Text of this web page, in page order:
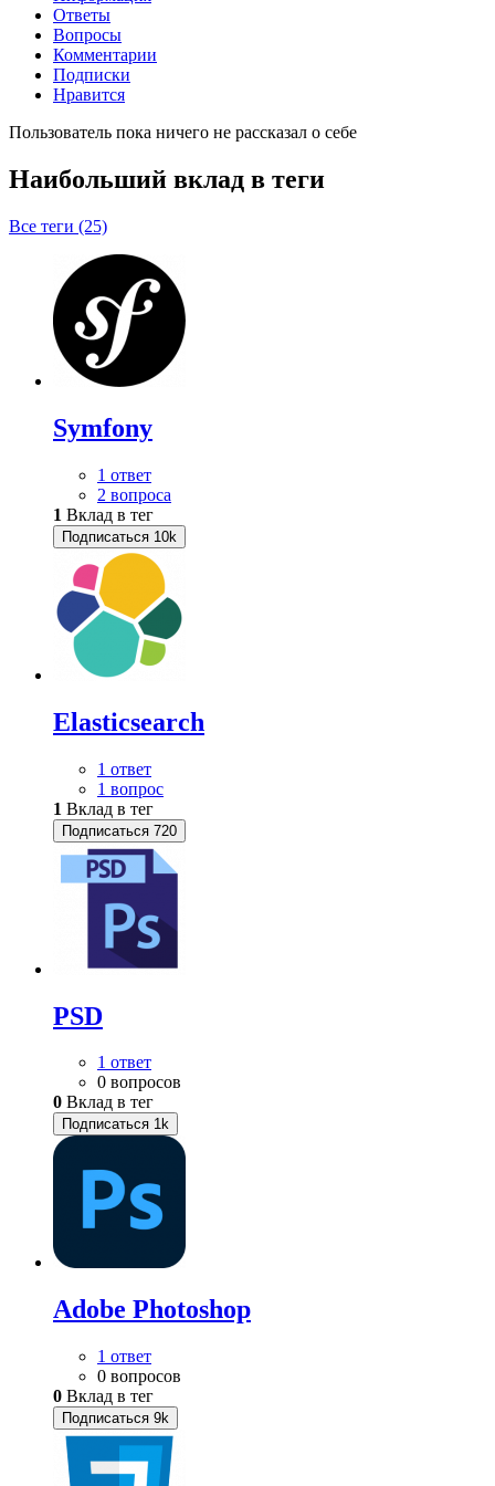
Ответы
Вопросы
Комментарии
Подписки
Нравится
Пользователь пока ничего не рассказал о себе
Наибольший вклад в теги
Все теги (25)
Symfony
1 ответ
2 вопроса
1 Вклад в тег
Подписаться 10k
Elasticsearch
1 ответ
1 вопрос
1 Вклад в тег
Подписаться 720
PSD
1 ответ
0 вопросов
0 Вклад в тег
Подписаться 1k
Adobe Photoshop
1 ответ
0 вопросов
0 Вклад в тег
Подписаться 9k